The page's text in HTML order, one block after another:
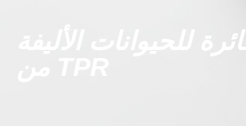
للحيوانات الأليفة